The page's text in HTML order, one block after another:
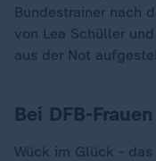
Bundestrainer nach
von Lea Schüller
aus der Not
Bei DFB-
Wück im Glück -